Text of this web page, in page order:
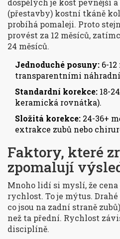
dospělých je kost pevnější
(přestavby) kostní tkáně
probíhá pomaleji. Proto
provést za 12 měsíců,
24 měsíců.
Jednoduché posuny: 6-
transparentními
Standardní korekce: 18-
keramická rovnátka).
Složitá korekce: 24-36+
extrakce zubů nebo
Faktory, které
zpomalují
Mnoho lidí si myslí, že
rychlost. To je mýtus.
co jsou na zadní straně
než ta přední. Rychlost
disciplíně.